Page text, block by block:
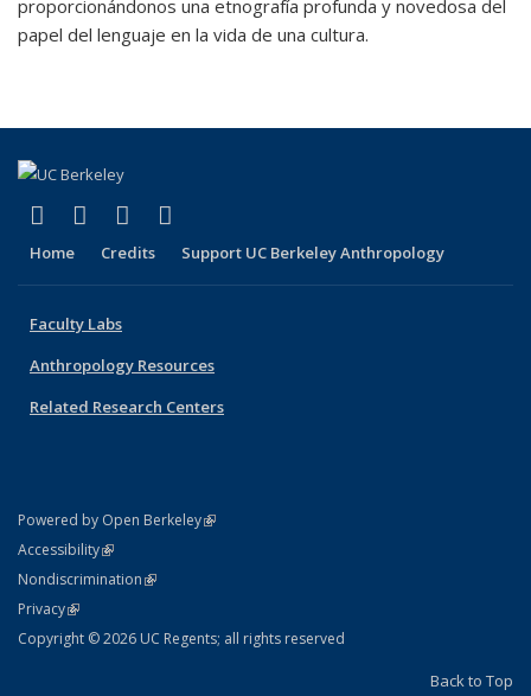
proporcionándonos una etnografía profunda y novedosa del
papel del lenguaje en la vida de una cultura.
Facebook
(link is external)
X (formerly Twitter)
(link is external)
YouTube
(link is external)
Home Credits Support UC Berkeley Anthropology
Faculty Labs
Anthropology Resources
Related Research Centers
Powered by Open Berkeley(link is external)
AccessibilityStatement
(link is external)
NondiscriminationPolicy Statement
(link is external)
PrivacyStatement
(link is external)
Copyright © 2026 UC Regents; all rights reserved
Back to Top